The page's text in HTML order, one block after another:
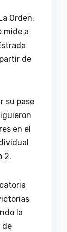
Orden.
mide a
de
su pase
en el
2.
la
de